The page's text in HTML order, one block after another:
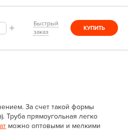
Быстрый
заказ
КУПИТЬ
За счет такой формы
Труба прямоугольная легко
можно оптовыми и мелкими